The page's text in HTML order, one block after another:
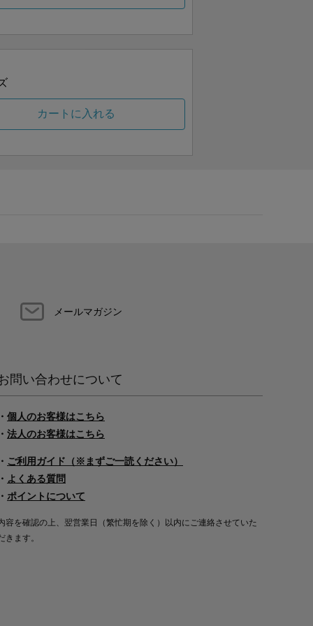
カートに入れる
メールマガジン
問い合わせについて
・ 個人のお客様はこちら
・ 法人のお客様はこちら
・ ご利用ガイド（※まずご一読ください）
・ よくある質問
・ ポイントについて
容を確認の上、翌営業日（繁忙期を除く）以内にご連絡させていた
きます。